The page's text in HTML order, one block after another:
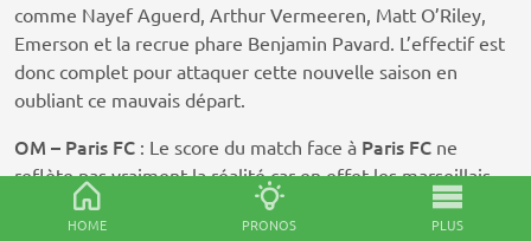
HOME PRONOS PLUS
comme Nayef Aguerd, Arthur Vermeeren, Matt O’Riley,
Emerson et la recrue phare Benjamin Pavard. L’effectif est
donc complet pour attaquer cette nouvelle saison en
oubliant ce mauvais départ.
OM – Paris FC : Le score du match face à Paris FC ne
reflète pas vraiment la réalité car en effet les marseillais
ont marqué 5 buts mais le score était encore de 2-2 à la
58ème minute. Après avoir très vite mené 2-0, les